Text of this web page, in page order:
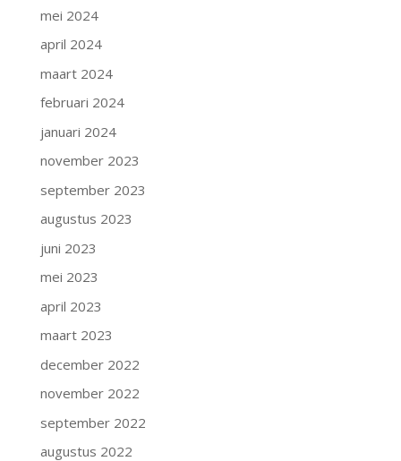
mei 2024
april 2024
maart 2024
februari 2024
januari 2024
november 2023
september 2023
augustus 2023
juni 2023
mei 2023
april 2023
maart 2023
december 2022
november 2022
september 2022
augustus 2022